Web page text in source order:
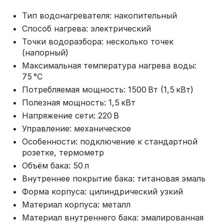
Тип водонагревателя: накопительный
Способ нагрева: электрический
Точки водоразбора: несколько точек
(напорный)
Максимальная температура нагрева воды:
75 °C
Потребляемая мощность: 1500 Вт (1,5 кВт)
Полезная мощность: 1,5 кВт
Напряжение сети: 220 В
Управление: механическое
Особенности: подключение к стандартной
розетке, термометр
Объём бака: 50 л
Внутреннее покрытие бака: титановая эмаль
Форма корпуса: цилиндрический узкий
Материал корпуса: металл
Материал внутреннего бака: эмалированная